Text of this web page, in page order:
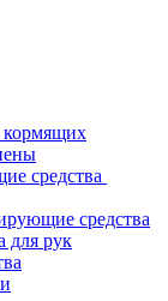
кормящих
средства
средства
для рук